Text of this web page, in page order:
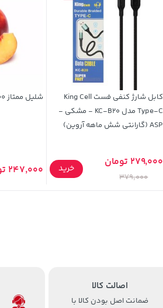
کابل شارژ کنفی فست King Cell
Type-C مدل KC-B20 - مشکی -
ASP (گارانتی شش ماهه آروین)
279,000 تومان
379,000
خرید
شلیل ممتاز 1000 گرمی
247,000 تومان
اصالت کالا
ضمانت اصل بودن کالا با